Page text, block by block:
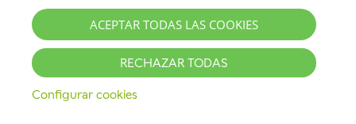
ACEPTAR TODAS LAS COOKIES
RECHAZAR TODAS
Configurar cookies
BALAY DICE
4 julio, 2018 a las 11:52
que nos indicas es posible que los mandos no están